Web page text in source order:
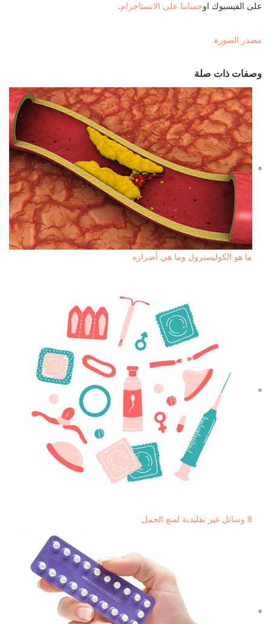
على الفيسبوك اوحسابنا على الانستاجرام
مصدر الصورة
وصفات ذات صلة
ما هو الكوليسترول وما هي أضراره
8 وسائل غير تقليدية لمنع الحمل